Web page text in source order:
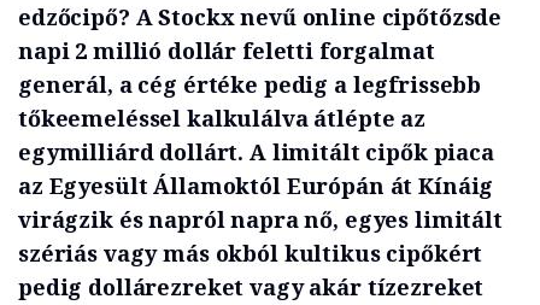
edzőcipő? A Stockx nevű online cipőtőzsde
napi 2 millió dollár feletti forgalmat
generál, a cég értéke pedig a legfrissebb
tőkeemeléssel kalkulálva átlépte az
egymilliárd dollárt. A limitált cipők piaca
az Egyesült Államoktól Európán át Kínáig
virágzik és napról napra nő, egyes limitált
szériás vagy más okból kultikus cipőkért
pedig dollárezreket vagy akár tízezreket